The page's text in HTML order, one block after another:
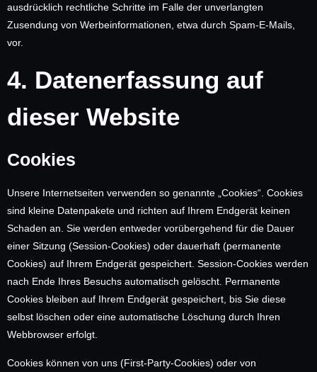
ausdrücklich rechtliche Schritte im Falle der unverlangten
Zusendung von Werbeinformationen, etwa durch Spam-E-Mails,
vor.
4. Datenerfassung auf
dieser Website
Cookies
Unsere Internetseiten verwenden so genannte „Cookies“. Cookies
sind kleine Datenpakete und richten auf Ihrem Endgerät keinen
Schaden an. Sie werden entweder vorübergehend für die Dauer
einer Sitzung (Session-Cookies) oder dauerhaft (permanente
Cookies) auf Ihrem Endgerät gespeichert. Session-Cookies werden
nach Ende Ihres Besuchs automatisch gelöscht. Permanente
Cookies bleiben auf Ihrem Endgerät gespeichert, bis Sie diese
selbst löschen oder eine automatische Löschung durch Ihren
Webbrowser erfolgt.
Cookies können von uns (First-Party-Cookies) oder von